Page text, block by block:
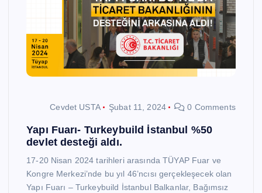
Cevdet USTA Şubat 11, 2024 0 Comments
Yapı Fuarı- Turkeybuild İstanbul %50
devlet desteği aldı.
17-20 Nisan 2024 tarihleri arasında TÜYAP Fuar ve
Kongre Merkezi’nde bu yıl 46’ncısı gerçekleşecek olan
Yapı Fuarı – Turkeybuild İstanbul Balkanlar, Bağımsız